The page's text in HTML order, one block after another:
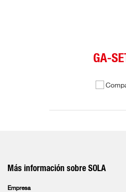
GA-
Más información sobre SOLA
Empresa